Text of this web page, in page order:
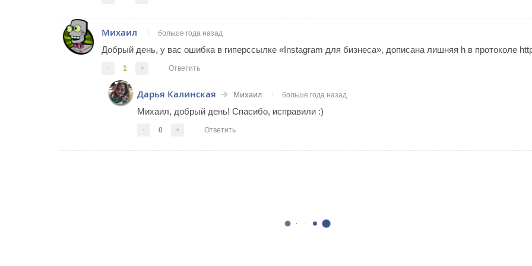
Михаил больше года назад
Добрый день, у вас ошибка в гиперссылке «Instagram для бизнеса», дописана лишняя h в протоколе
- 1 + Ответить
Дарья Калинская Михаил больше года назад
Михаил, добрый день! Спасибо, исправили :)
- 0 + Ответить